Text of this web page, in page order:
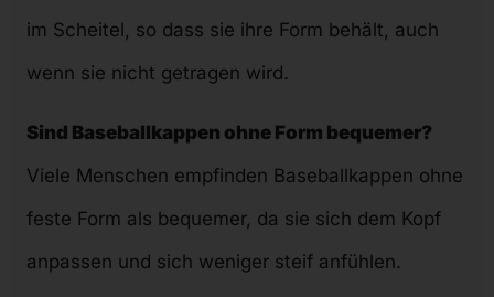
im Scheitel, so dass sie ihre Form behält, auch
wenn sie nicht getragen wird.
Sind Baseballkappen ohne Form bequemer?
Viele Menschen empfinden Baseballkappen ohne
feste Form als bequemer, da sie sich dem Kopf
anpassen und sich weniger steif anfühlen.